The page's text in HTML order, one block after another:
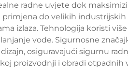
radne uvjete dok
do velikih
izlaza. Tehnologija koristi
vode. Sigurnosne
osiguravajući sigurnu
proizvodnji i obradi